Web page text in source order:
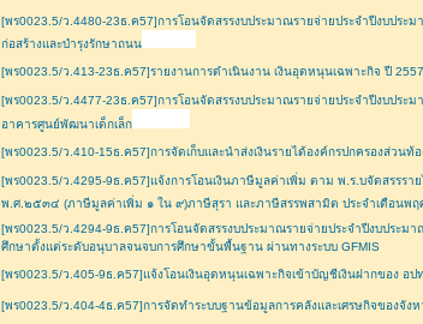
[พร0023.5/ว.4480-23ธ.ค57]การโอนจัดสรรงบประมาณรายจ่ายประจำปีงบป
ก่อสร้างและบำรุงรักษาถนน
[พร0023.5/ว.413-23ธ.ค57]รายงานการดำเนินงาน เงินอุดหนุนเฉพาะกิจ ปี 2557
[พร0023.5/ว.4477-23ธ.ค57]การโอนจัดสรรงบประมาณรายจ่ายประจำปีงบป
อาคารศูนย์พัฒนาเด็กเล็ก
[พร0023.5/ว.410-15ธ.ค57]การจัดเก็บและนำส่งเงินรายได้องค์กรปกครองส่วนท้
[พร0023.5/ว.4295-9ธ.ค57]แจ้งการโอนเงินภาษีมูลค่าเพิ่ม ตาม พ.ร.บจัดสรรร
พ.ศ.๒๕๓๔ (ภาษีมูลค่าเพิ่ม ๑ ใน ๙)ภาษีสุรา และภาษีสรรพสามิต ประจำเดือนพ
[พร0023.5/ว.4294-9ธ.ค57]การโอนจัดสรรงบประมาณรายจ่ายประจำปีงบปร
ศึกษาตั้งแต่ระดับอนุบาลจนจบการศึกษาขั้นพื้นฐาน ผ่านทางระบบ GFMIS
[พร0023.5/ว.405-9ธ.ค57]แจ้งโอนเงินอุดหนุนเฉพาะกิจเข้าบัญชีเงินฝากของ อปท.
[พร0023.5/ว.404-4ธ.ค57]การจัดทำระบบฐานข้อมูลการคลังและเศรษกิจของจังห